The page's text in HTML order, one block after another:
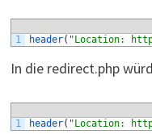
1
header( "Location:
In die redirect.php
1
header( "Location: